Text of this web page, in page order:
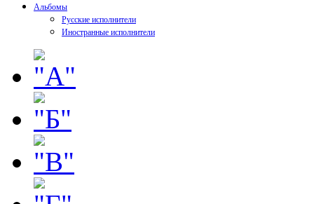
Альбомы
Русские исполнители
Иностранные исполнители